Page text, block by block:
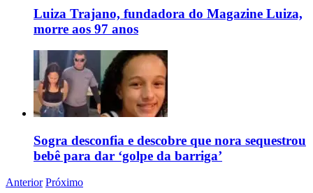
Luiza Trajano, fundadora do Magazine Luiza,
morre aos 97 anos
Sogra desconfia e descobre que nora sequestrou
bebê para dar ‘golpe da barriga’
Anterior Próximo